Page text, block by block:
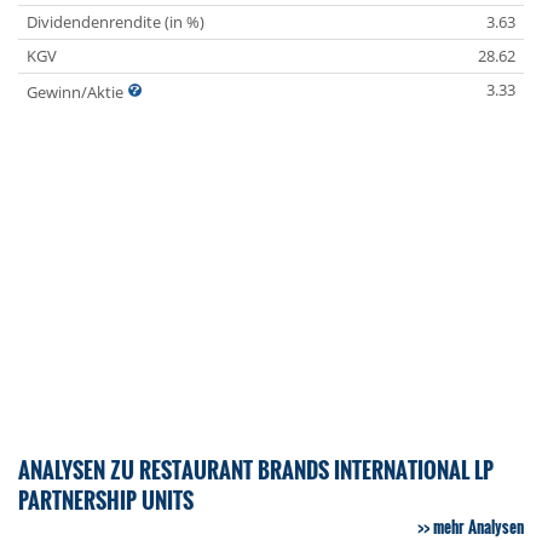
Dividendenrendite (in %)
3.63
KGV
28.62
Gewinn/Aktie
3.33
ANALYSEN ZU RESTAURANT BRANDS INTERNATIONAL LP
PARTNERSHIP UNITS
mehr Analysen